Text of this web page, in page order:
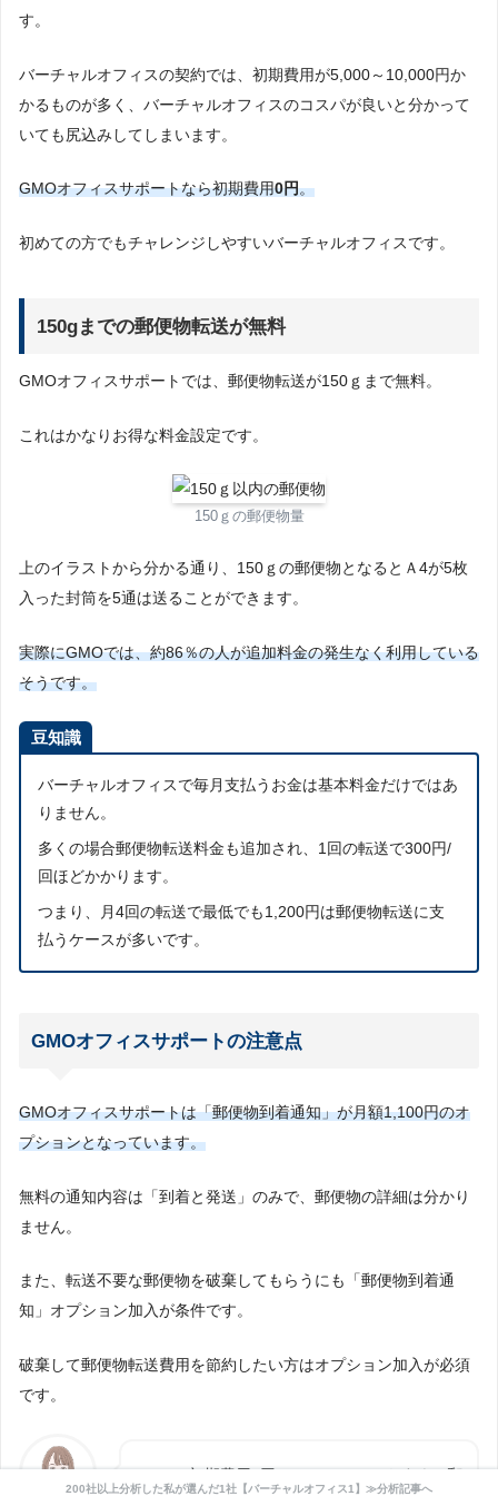
す。
バーチャルオフィスの契約では、初期費用が5,000～10,000円か
かるものが多く、バーチャルオフィスのコスパが良いと分かって
いても尻込みしてしまいます。
GMOオフィスサポートなら初期費用0円。
初めての方でもチャレンジしやすいバーチャルオフィスです。
150gまでの郵便物転送が無料
GMOオフィスサポートでは、郵便物転送が150ｇまで無料。
これはかなりお得な料金設定です。
150ｇの郵便物量
上のイラストから分かる通り、150ｇの郵便物となるとＡ4が5枚
入った封筒を5通は送ることができます。
実際にGMOでは、約86％の人が追加料金の発生なく利用している
そうです。
豆知識
バーチャルオフィスで毎月支払うお金は基本料金だけではあ
りません。
多くの場合郵便物転送料金も追加され、1回の転送で300円/
回ほどかかります。
つまり、月4回の転送で最低でも1,200円は郵便物転送に支
払うケースが多いです。
GMOオフィスサポートの注意点
GMOオフィスサポートは「郵便物到着通知」が月額1,100円のオ
プションとなっています。
無料の通知内容は「到着と発送」のみで、郵便物の詳細は分かり
ません。
また、転送不要な郵便物を破棄してもらうにも「郵便物到着通
知」オプション加入が条件です。
破棄して郵便物転送費用を節約したい方はオプション加入が必須
です。
200社以上分析した私が選んだ1社【バーチャルオフィス1】≫分析記事へ